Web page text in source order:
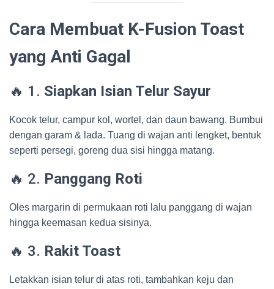
Cara Membuat K-Fusion Toast
yang Anti Gagal
🔥 1. Siapkan Isian Telur Sayur
Kocok telur, campur kol, wortel, dan daun bawang. Bumbui
dengan garam & lada. Tuang di wajan anti lengket, bentuk
seperti persegi, goreng dua sisi hingga matang.
🔥 2. Panggang Roti
Oles margarin di permukaan roti lalu panggang di wajan
hingga keemasan kedua sisinya.
🔥 3. Rakit Toast
Letakkan isian telur di atas roti, tambahkan keju dan